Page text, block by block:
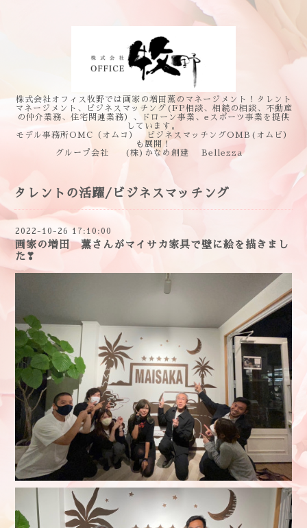
株式会社オフィス牧野では画家の増田薫のマネージメント！タレント
マネージメント、ビジネスマッチング(FP相談、相続の相談、不動産
の仲介業務、住宅関連業務）、ドローン事業、eスポーツ事業を提供
しています。
モデル事務所OMC（オムコ） ビジネスマッチングOMB(オムビ）
も展開！
グループ会社 (株)かなめ創建 Bellezza
タレントの活躍/ビジネスマッチング
2022-10-26 17:10:00
画家の増田 薫さんがマイサカ家具で壁に絵を描きまし
た❣